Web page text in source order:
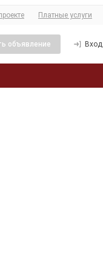
Платные услуги
объявление Вход